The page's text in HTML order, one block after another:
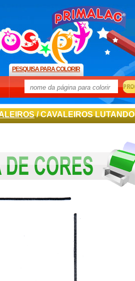
PESQUISA PARA COLORIR
/ CAVALEIROS LUTANDO